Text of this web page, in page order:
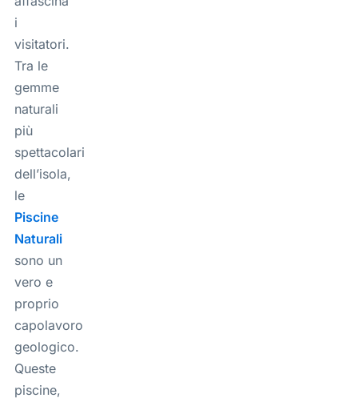
i
visitatori.
Tra le
gemme
naturali
più
spettacolari
dell’isola,
le
Piscine
Naturali
sono un
vero e
proprio
capolavoro
geologico.
Queste
piscine,